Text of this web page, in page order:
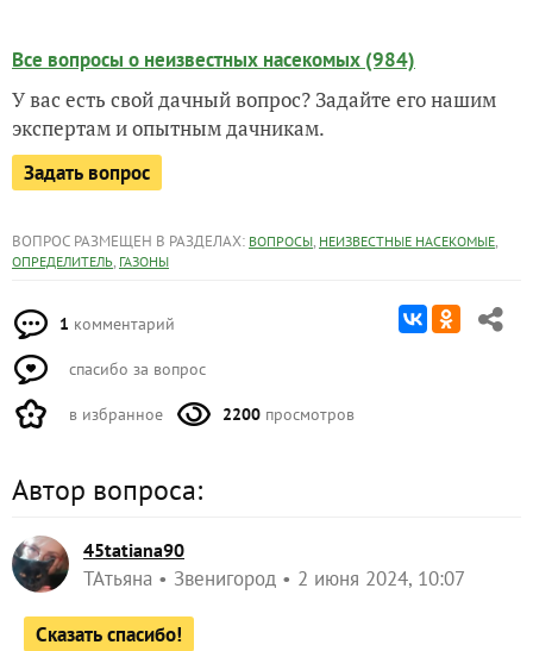
Все вопросы о неизвестных насекомых (984)
У вас есть свой дачный вопрос? Задайте его нашим
экспертам и опытным дачникам.
Задать вопрос
ВОПРОС РАЗМЕЩЕН В РАЗДЕЛАХ: ВОПРОСЫ, НЕИЗВЕСТНЫЕ НАСЕКОМЫЕ,
ОПРЕДЕЛИТЕЛЬ, ГАЗОНЫ
1 комментарий
спасибо за вопрос
в избранное 2200 просмотров
Автор вопроса:
45tatiana90
ТАтьяна Звенигород 2 июня 2024, 10:07
Сказать спасибо!